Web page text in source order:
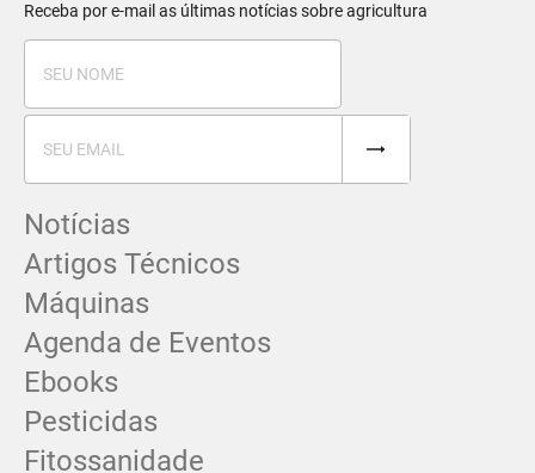
Receba por e-mail as últimas notícias sobre agricultura
Notícias
Artigos Técnicos
Máquinas
Agenda de Eventos
Ebooks
Pesticidas
Fitossanidade